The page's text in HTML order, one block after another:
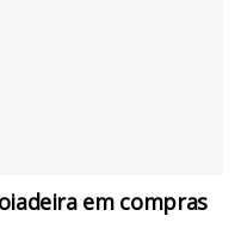
em compras